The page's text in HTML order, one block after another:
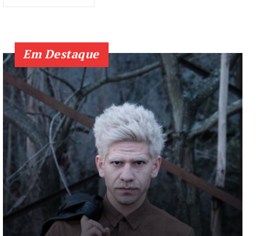
Em Destaque